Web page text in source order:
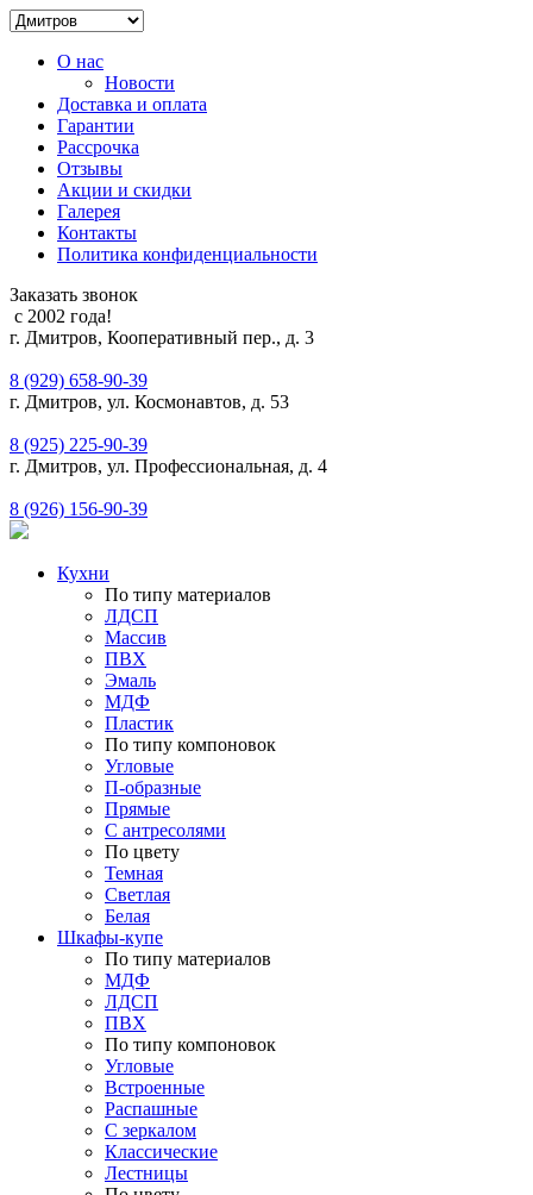
О нас
Новости
Доставка и оплата
Гарантии
Рассрочка
Отзывы
Акции и скидки
Галерея
Контакты
Политика конфиденциальности
Заказать звонок
с 2002 года!
г. Дмитров, Кооперативный пер., д. 3
8 (929) 658-90-39
г. Дмитров, ул. Космонавтов, д. 53
8 (925) 225-90-39
г. Дмитров, ул. Профессиональная, д. 4
8 (926) 156-90-39
Кухни
По типу материалов
ЛДСП
Массив
ПВХ
Эмаль
МДФ
Пластик
По типу компоновок
Угловые
П-образные
Прямые
С антресолями
По цвету
Темная
Светлая
Белая
Шкафы-купе
По типу материалов
МДФ
ЛДСП
ПВХ
По типу компоновок
Угловые
Встроенные
Распашные
С зеркалом
Классические
Лестницы